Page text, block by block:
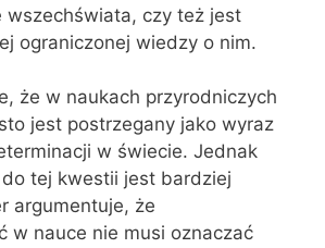
wszechświata, czy też jest
ograniczonej wiedzy o nim.
że w naukach przyrodniczych
jest postrzegany jako wyraz
w świecie. Jednak
tej kwestii jest bardziej
argumentuje, że
w nauce nie musi oznaczać